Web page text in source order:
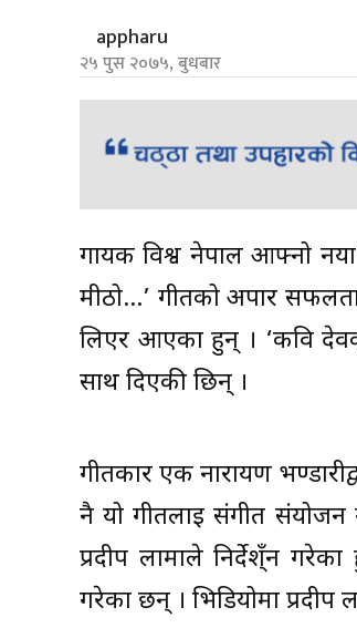
appharu
२५ पुस २०७५, बुधबार
गायक विश्व नेपाल आफ्नो
मीठो…’ गीतको अपार
लिएर आएका हुन् । ‘कवि
साथ दिएकी छिन् ।
गीतकार एक नारायण
नै यो गीतलाई संगीत संयोजन
प्रदीप लामाले निर्देश्ँन
गरेका छन् । भिडियोमा प्रदीप